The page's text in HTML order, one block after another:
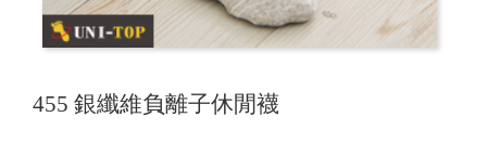
455 銀纖維負離子休閒襪